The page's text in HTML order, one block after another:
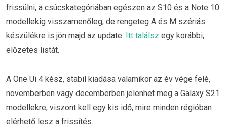
frissülni, a csúcskategóriában egészen az S10 és a Note 10
modellekig visszamenőleg, de rengeteg A és M szériás
készülékre is jön majd az update. Itt találsz egy korábbi,
előzetes listát.
A One Ui 4 kész, stabil kiadása valamikor az év vége felé,
novemberben vagy decemberben jelenhet meg a Galaxy S21
modellekre, viszont kell egy kis idő, mire minden régióban
elérhető lesz a frissítés.